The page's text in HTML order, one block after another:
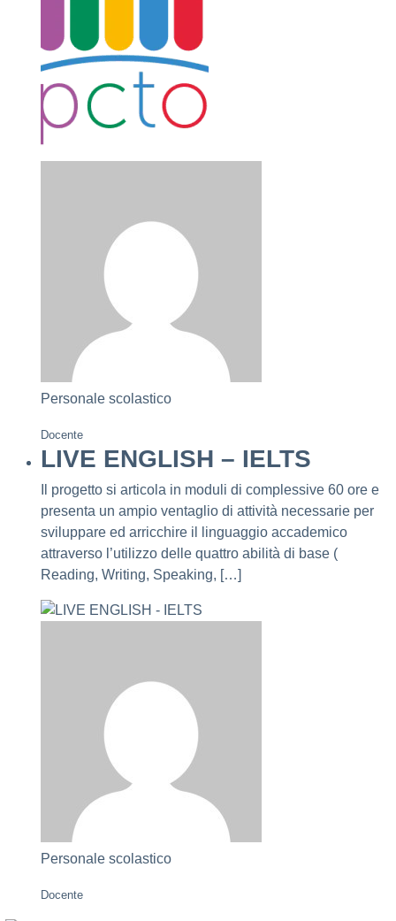
Personale scolastico
Docente
LIVE ENGLISH – IELTS
Il progetto si articola in moduli di complessive 60 ore e
presenta un ampio ventaglio di attività necessarie per
sviluppare ed arricchire il linguaggio accademico
attraverso l’utilizzo delle quattro abilità di base (
Reading, Writing, Speaking, […]
Personale scolastico
Docente